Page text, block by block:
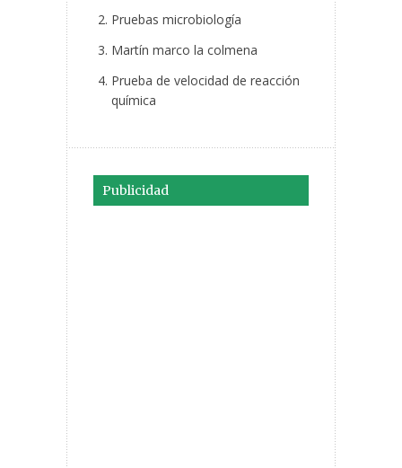
Pruebas microbiología
Martín marco la colmena
Prueba de velocidad de reacción
química
Publicidad